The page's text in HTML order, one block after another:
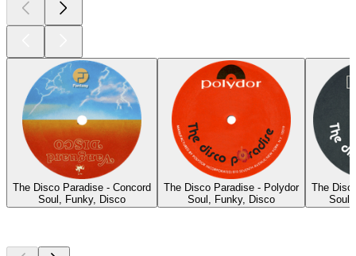
The Disco Paradise - Concord
Soul, Funky, Disco
The Disco Paradise - Polydor
Soul, Funky, Disco
The
Soul,